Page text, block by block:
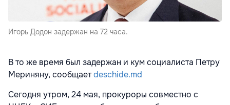
Игорь Додон задержан на 72 часа.
В то же время был задержан и кум социалиста Петру
Мериняну, сообщаетdeschide.md
Сегодня утром, 24 мая, прокуроры совместно с